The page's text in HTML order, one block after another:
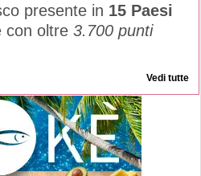
presente in 15 Paesi
con oltre 3.700 punti
Vedi tutte